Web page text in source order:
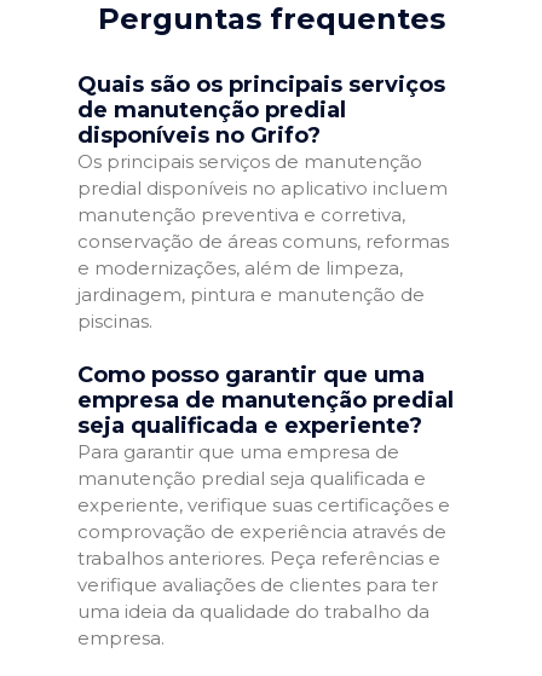
Perguntas frequentes
Quais são os principais serviços
de manutenção predial
disponíveis no Grifo?
Os principais serviços de manutenção
predial disponíveis no aplicativo incluem
manutenção preventiva e corretiva,
conservação de áreas comuns, reformas
e modernizações, além de limpeza,
jardinagem, pintura e manutenção de
piscinas.
Como posso garantir que uma
empresa de manutenção predial
seja qualificada e experiente?
Para garantir que uma empresa de
manutenção predial seja qualificada e
experiente, verifique suas certificações e
comprovação de experiência através de
trabalhos anteriores. Peça referências e
verifique avaliações de clientes para ter
uma ideia da qualidade do trabalho da
empresa.